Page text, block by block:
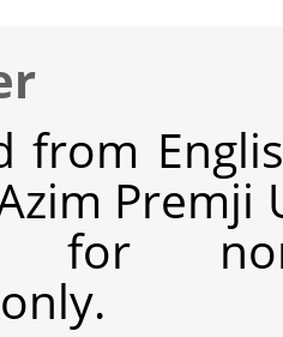
from
Premji
for non-